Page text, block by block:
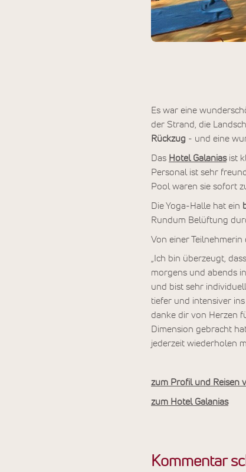
Es war eine
der Strand, die
Rückzug - und eine
Das Hotel Galaniasist
Personal ist sehr
Pool waren sie sofort
Die Yoga-Halle hat ein
Rundum Belüftung
Von einer
„Ich bin überzeugt,
morgens und abends
und bist sehr
tiefer und intensiver
danke dir von Herzen
Dimension gebracht
jederzeit wiederholen
zum Profil und Reisen
zum Hotel Galanias
Kommentar